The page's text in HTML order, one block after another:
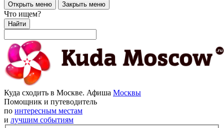
Открыть меню Закрыть меню
Что ищем?
Найти
Куда сходить в Москве. Афиша Москвы
Помощник и путеводитель
по интересным местам
и лучшим событиям